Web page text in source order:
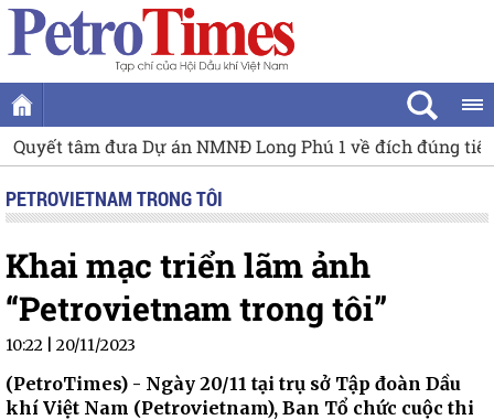
Quyết tâm đưa Dự án NMNĐ Long Phú 1 về đích đúng
PETROVIETNAM TRONG TÔI
Khai mạc triển lãm ảnh
“Petrovietnam trong tôi”
10:22 | 20/11/2023
(PetroTimes) - Ngày 20/11 tại trụ sở Tập đoàn Dầu
khí Việt Nam (Petrovietnam), Ban Tổ chức cuộc thi